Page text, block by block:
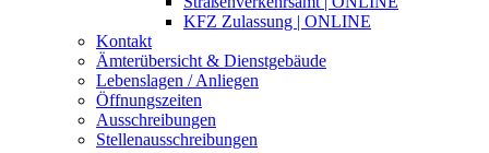
KFZ Zulassung | ONLINE
Kontakt
Ämterübersicht & Dienstgebäude
Lebenslagen / Anliegen
Öffnungszeiten
Ausschreibungen
Stellenausschreibungen